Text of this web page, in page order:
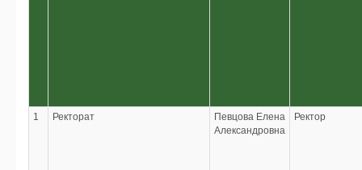
1 Ректорат
Певцова Елена
Александровна
Ректор